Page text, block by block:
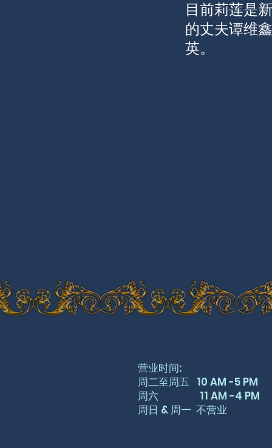
目前莉莲是
的丈夫谭维
英。
营业时间:
周二至周五 10 AM -5 PM
周六 11 AM -4 PM
周日 & 周一 不营业